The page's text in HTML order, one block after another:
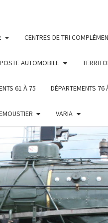
CENTRES DE TRI
POSTE AUTOMOBILE
61 À 75 DÉPARTEMENTS 76
VARIA